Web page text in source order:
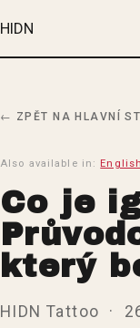
HIDN
← ZPĚT NA HLAVNÍ
Also available in: English
Co je
který
HIDN Tattoo ·